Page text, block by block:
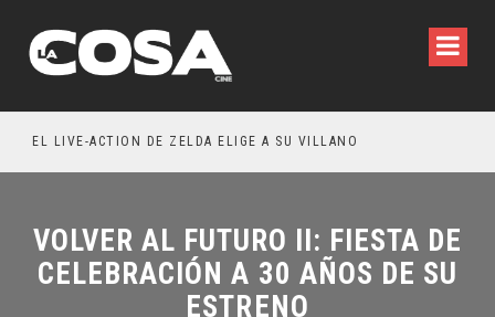
EL LIVE-ACTION DE ZELDA ELIGE A SU VILLANO
VOLVER AL FUTURO II: FIESTA DE
CELEBRACIÓN A 30 AÑOS DE SU
ESTRENO